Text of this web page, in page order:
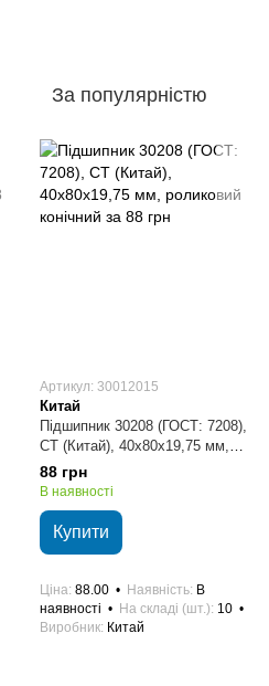
За популярністю
Артикул: 30012015
Китай
Підшипник 30208 (ГОСТ: 7208),
CT (Китай), 40х80х19,75 мм,
роликовий конічний
88 грн
В наявності
Купити
Ціна 88.00 Наявність В
наявності
На складі (шт.) 10
Виробник Китай